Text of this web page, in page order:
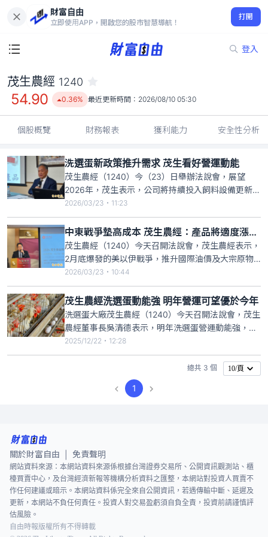
財富自由
立即使用APP，開啟您的股市智慧導航！
打開
登入
54.90
0.36%
茂生農經 1240
54.90 0.36% 最近更新時間： 2026/08/10 05:30
個股概覽 財務報表 獲利能力 安全性分析
洗選蛋新政策推升需求 茂生看好營運動能
茂生農經（1240）今（23）日舉辦法說會，展望
2026年，茂生表示，公司將持續投入飼料設備更新、
豬場整建及尋找蛋雞場，並升級養殖環境，以提升營
運效率與食品安全水準。此外，農業部於今年2月公
告擴大洗選蛋政策，達一定規模連鎖餐飲、早餐及烘
焙業者使用洗選鮮蛋要有噴印日期來源，進一步提升
食品安全並增強消費
2026/03/23・11:23
中東戰爭墊高成本 茂生農經：產品將適度漲價反映
茂生農經（1240）今天召開法說會，茂生農經表示，
2月底爆發的美以伊戰爭，推升國際油價及大宗原物
料價格大漲，對飼料與食品產業成本帶來壓力，產品
售價可能適度反映成本變動。茂生農經去年合併營收
達27.4億元，稅後淨利2.15億元，每股盈餘4.86元，
創下歷史新高，董事會決議每股配發3元現金股利及
0.5
2026/03/23・10:44
茂生農經洗選蛋動能強 明年營運可望優於今年
洗選蛋大廠茂生農經（1240）今天召開法說會，茂生
農經董事長吳清德表示，明年洗選蛋營運動能強，雞
肉價格有機會比今年好，認為明年營運有望優於今
年。茂生農經前11月合併營收達25.03億元，年減
3.61%；前3季稅後淨利約1.7億元，年增率33.67%，
每股盈餘3.84元，創同期歷史新高。
2025/12/22・12:28
總共 3 個 10/頁
1
關於財富自由 免責聲明
網站資料來源：本網站資料來源係根據台灣證券交易所、公開資訊觀測站、櫃
檯買賣中心，及台灣經濟新報等機構分析資料之匯整，本網站對投資人買賣不
作任何建議或暗示。本網站資料係完全來自公開資訊，若遇傳輸中斷、延遲及
更新，本網站不負任何責任。投資人對交易盈虧須自負全責，投資前請謹慎評
估風險。
自由時報版權所有不得轉載